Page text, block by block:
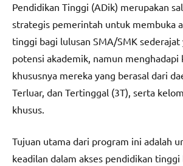
Pendidikan Tinggi (ADik) merupakan
strategis pemerintah untuk membuka
tinggi bagi lulusan SMA/SMK
potensi akademik, namun menghadapi
khususnya mereka yang berasal dari
Terluar, dan Tertinggal (3T), serta
khusus.
Tujuan utama dari program ini adalah
keadilan dalam akses pendidikan tinggi